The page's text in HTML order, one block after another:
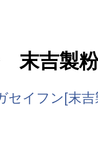
末吉製
イフン[末吉